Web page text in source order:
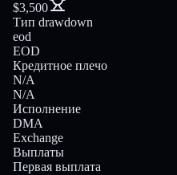
$3,500
Тип drawdown
eod
EOD
Кредитное плечо
N/A
N/A
Исполнение
DMA
Exchange
Выплаты
Первая выплата